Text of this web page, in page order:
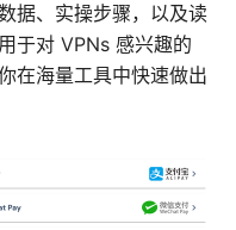
据、实操步骤，以及读
于对 VPNs 感兴趣的
在海量工具中快速做出